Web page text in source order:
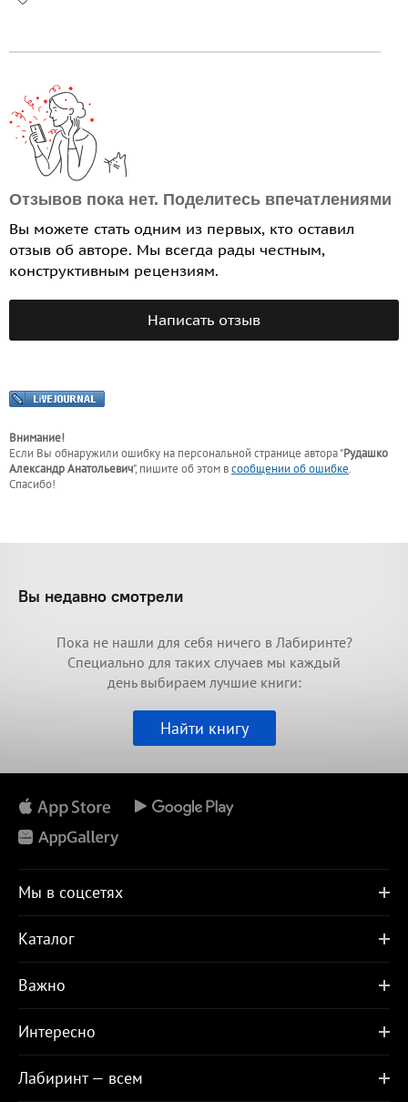
Отзывов пока нет. Поделитесь впечатлениями
Вы можете стать одним из первых, кто оставил
отзыв об авторе. Мы всегда рады честным,
конструктивным рецензиям.
Написать отзыв
Внимание!
Если Вы обнаружили ошибку на персональной странице автора "Рудашко
Александр Анатольевич", пишите об этом всообщении об ошибке.
Спасибо!
Вы недавно смотрели
Пока не нашли для себя ничего в Лабиринте?
Специально для таких случаев мы каждый
день выбираем лучшие книги:
Найти книгу
Мы в соцсетях
Каталог
Важно
Интересно
Лабиринт — всем